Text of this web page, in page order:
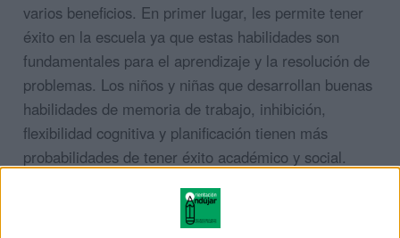
varios beneficios. En primer lugar, les permite tener
éxito en la escuela ya que estas habilidades son
fundamentales para el aprendizaje y la resolución de
problemas. Los niños y niñas que desarrollan buenas
habilidades de memoria de trabajo, inhibición,
flexibilidad cognitiva y planificación tienen más
probabilidades de tener éxito académico y social.
Además, el trabajo en las funciones ejecutivas
también puede tener un impacto positivo en la salud